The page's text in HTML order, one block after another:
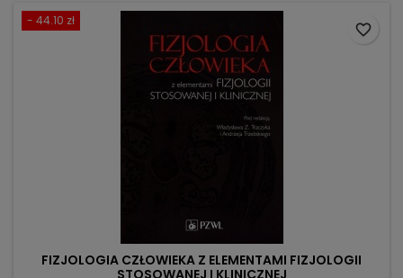
- 44.10 zł
FIZJOLOGIA CZŁOWIEKA Z ELEMENTAMI FIZJOLOGII
favorite_border